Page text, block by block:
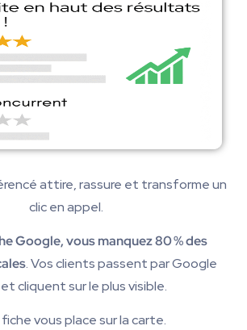
attire, rassure et transforme un
clic en appel.
Google, vous manquez 80 % des
. Vos clients passent par Google
cliquent sur le plus visible.
vous place sur la carte.